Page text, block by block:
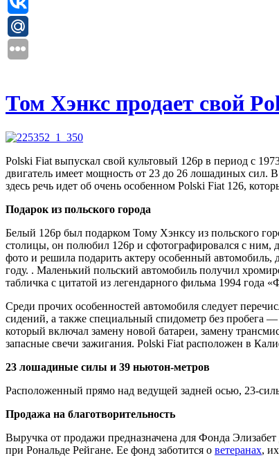
Том Хэнкс продает свой
Polski Fiat выпускал свой культовый 126p в период с
двигатель имеет мощность от 23 до 26 лошадиных сил.
здесь речь идет об очень особенном Polski Fiat 126,
Подарок из польского города
Белый 126p был подарком Тому Хэнксу из польского
столицы, он полюбил 126p и сфотографировался с ним,
фото и решила подарить актеру особенный
году. . Маленький польский автомобиль получил
табличка с цитатой из легендарного фильма 1994 года
Среди прочих особенностей автомобиля следует
сидений, а также специальный спидометр без пробега
который включал замену новой батареи, замену
запасные свечи зажигания. Polski Fiat расположен в
23 лошадиные силы и 39 ньютон-метров
Расположенный прямо над ведущей задней осью, 23-
Продажа на благотворительность
Выручка от продажи предназначена для Фонда
при Рональде Рейгане. Ее фонд заботится о ветеранах,